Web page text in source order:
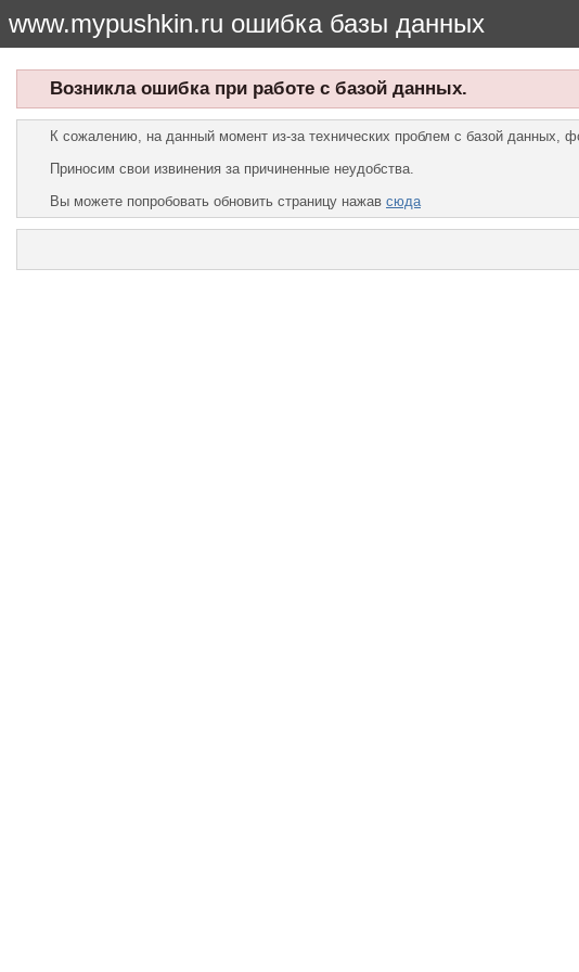
www.mypushkin.ru ошибка базы данных
Возникла ошибка при работе с базой данных.
К сожалению, на данный момент из-за технических проблем с базой
Приносим свои извинения за причиненные неудобства.
Вы можете попробовать обновить страницу нажав сюда